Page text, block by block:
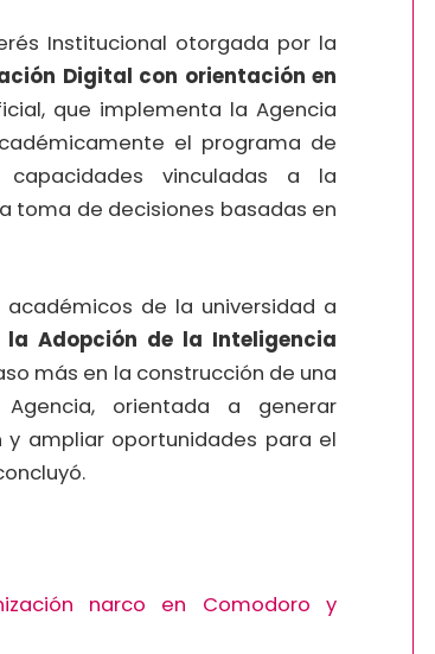
Institucional otorgada por la
Digital con orientación en
que implementa la Agencia
el programa de
vinculadas a la
toma de decisiones basadas en
de la universidad a
la Adopción de la Inteligencia
más en la construcción de una
orientada a generar
y ampliar oportunidades para el
narco en Comodoro y